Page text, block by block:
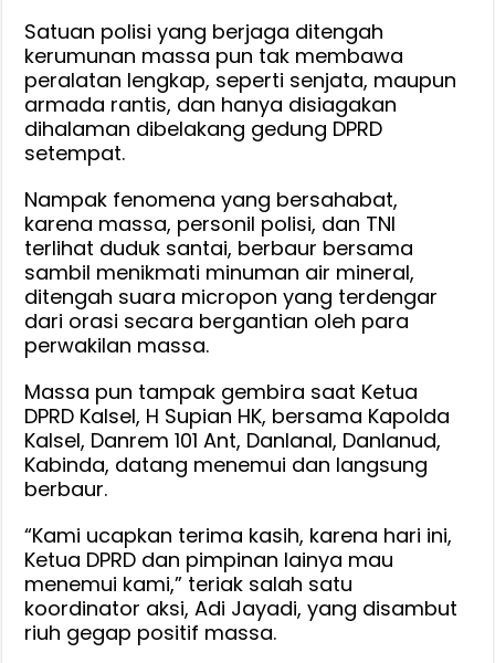
Siap
Satuan polisi yang berjaga ditengah
kerumunan massa pun tak membawa
peralatan lengkap, seperti senjata, maupun
armada rantis, dan hanya disiagakan
dihalaman dibelakang gedung DPRD
setempat.
Nampak fenomena yang bersahabat,
karena massa, personil polisi, dan TNI
terlihat duduk santai, berbaur bersama
sambil menikmati minuman air mineral,
ditengah suara micropon yang terdengar
dari orasi secara bergantian oleh para
perwakilan massa.
Massa pun tampak gembira saat Ketua
DPRD Kalsel, H Supian HK, bersama Kapolda
Kalsel, Danrem 101 Ant, Danlanal, Danlanud,
Kabinda, datang menemui dan langsung
berbaur.
“Kami ucapkan terima kasih, karena hari ini,
Ketua DPRD dan pimpinan lainya mau
menemui kami,” teriak salah satu
koordinator aksi, Adi Jayadi, yang disambut
riuh gegap positif massa.